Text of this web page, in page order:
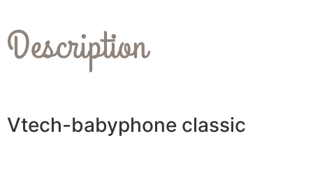
Description
Vtech-babyphone classic